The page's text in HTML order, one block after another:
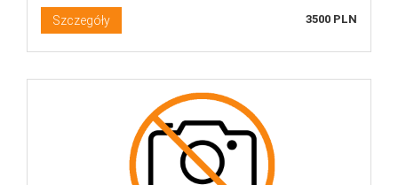
Szczegóły 3500 PLN